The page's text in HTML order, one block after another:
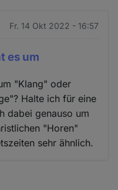
Fr. 14 Okt 2022 - 16:57
es um
"Klang" oder
Halte ich für eine
dabei genauso um
"Horen"
sehr ähnlich.